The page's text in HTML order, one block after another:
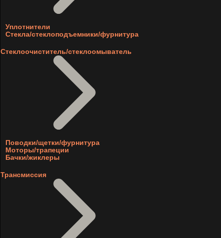
Уплотнители
Стекла/стеклоподъемники/фурнитура
Стеклоочиститель/стеклоомыватель
Поводки/щетки/фурнитура
Моторы/трапеции
Бачки/жиклеры
Трансмиссия